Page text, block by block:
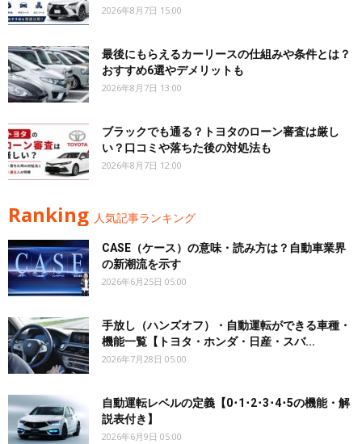
2026年8月7日 15:00
最後にもらえるカーリースの仕組みや条件とは？
おすすめ6選やデメリットも
2026年8月7日 13:00
ブラックでも通る？トヨタのローン審査は厳し
い？口コミや落ちた後の対処法も
2026年8月7日 12:00
Ranking 人気記事ランキング
CASE（ケース）の意味・読み方は？自動車業界
の新潮流を示す
2026年6月25日 05:00
手放し（ハンズオフ）・自動運転ができる車種・
機能一覧【トヨタ・ホンダ・日産・スバ...
2026年7月28日 05:00
自動運転レベルの定義【0･1･2･3･4･5の機能・解
説表付き】
2026年6月9日 05:00